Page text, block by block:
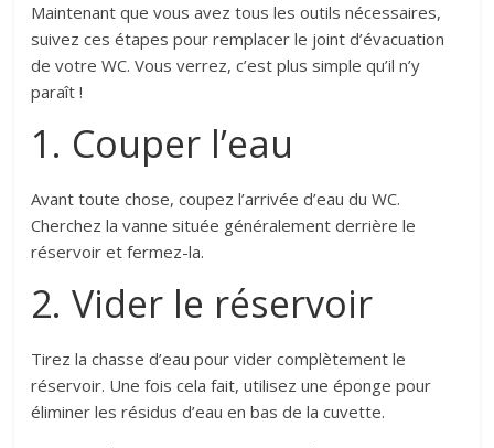
Maintenant que vous avez tous les outils nécessaires,
suivez ces étapes pour remplacer le joint d’évacuation
de votre WC. Vous verrez, c’est plus simple qu’il n’y
paraît !
1. Couper l’eau
Avant toute chose, coupez l’arrivée d’eau du WC.
Cherchez la vanne située généralement derrière le
réservoir et fermez-la.
2. Vider le réservoir
Tirez la chasse d’eau pour vider complètement le
réservoir. Une fois cela fait, utilisez une éponge pour
éliminer les résidus d’eau en bas de la cuvette.